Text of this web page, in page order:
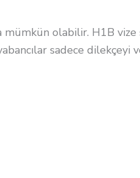
mümkün olabilir. H1B
sadece dilekçeyi